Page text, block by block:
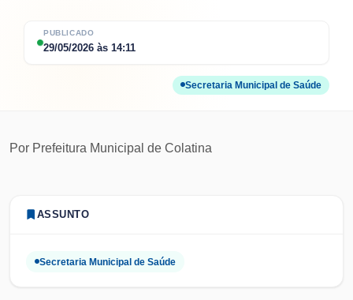
PUBLICADO
29/05/2026 às 14:11
Secretaria Municipal de Saúde
Por Prefeitura Municipal de Colatina
ASSUNTO
Secretaria Municipal de Saúde